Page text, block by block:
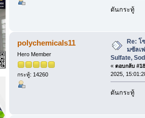
ดันกระทู้
polychemicals11
Hero Member
กระทู้: 14260
Re: โ
มซัลเ
Sulfate,
« ตอบกลับ
2025,
ดันกระทู้